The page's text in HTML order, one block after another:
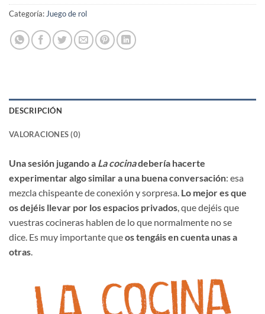
Categoría:Juego de rol
DESCRIPCIÓN
VALORACIONES (0)
Una sesión jugando a La cocinadebería hacerte
experimentar algo similar a una buena conversación: esa
mezcla chispeante de conexión y sorpresa. Lo mejor es que
os dejéis llevar por los espacios privados, que dejéis que
vuestras cocineras hablen de lo que normalmente no se
dice. Es muy importante queos tengáis en cuenta unas a
otras.